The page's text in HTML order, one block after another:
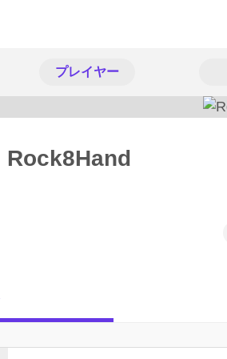
プレイヤー
Rock8Hand